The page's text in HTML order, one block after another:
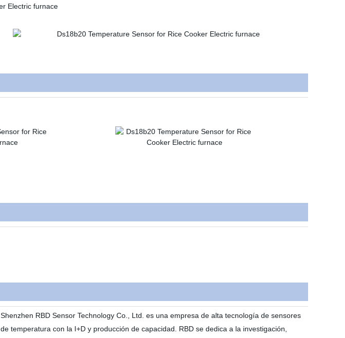
Shenzhen RBD Sensor Technology Co., Ltd. es una empresa de alta tecnología de sensores
de temperatura con la I+D y producción de capacidad. RBD se dedica a la investigación,